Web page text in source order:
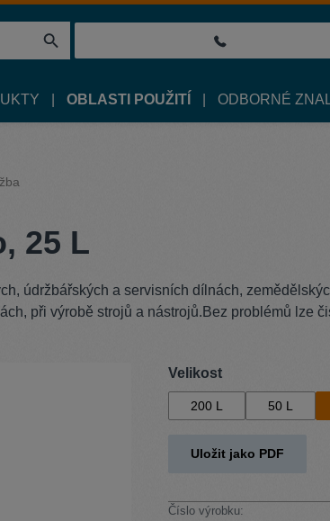
OBLASTI POUŽITÍ ODBORNÉ
25 L
údržbářských a servisních dílnách,
při výrobě strojů a nástrojů.Bez problémů lze
Vyberte
Velikost
200 L 50 L
Uložit jako PDF
Číslo výrobku: